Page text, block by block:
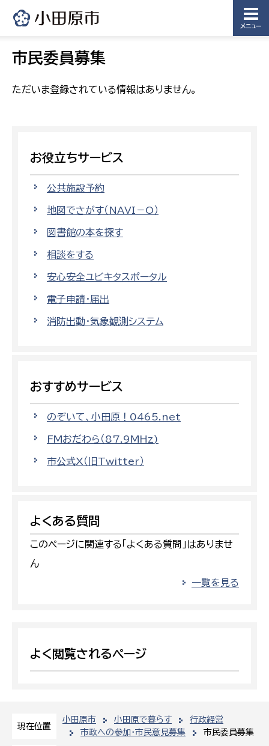
メニュー
現在位置
小田原市 小田原で暮らす
行政経営
市政への参加・市民意見募集
市民委員募集
市民委員募集
ただいま登録されている情報はありません。
お役立ちサービス
公共施設予約
地図でさがす（NAVI－O）
図書館の本を探す
相談をする
安心安全ユビキタスポータル
電子申請・届出
消防出動・気象観測システム
おすすめサービス
のぞいて、小田原！0465.net
FMおだわら（87.9MHz)
市公式X（旧Twitter）
よくある質問
このページに関連する「よくある質問」はありませ
ん
一覧を見る
よく閲覧されるページ